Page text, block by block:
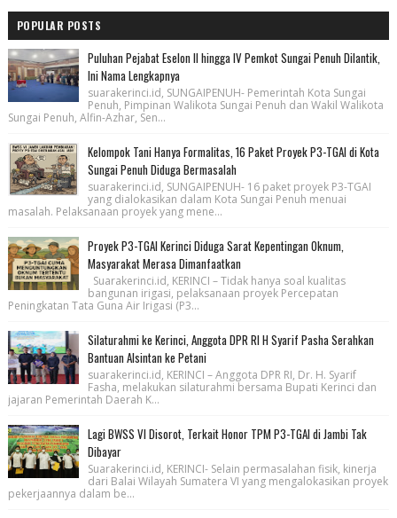
POPULAR POSTS
Puluhan Pejabat Eselon II hingga IV Pemkot Sungai Penuh Dilantik,
Ini Nama Lengkapnya
suarakerinci.id, SUNGAIPENUH- Pemerintah Kota Sungai
Penuh, Pimpinan Walikota Sungai Penuh dan Wakil Walikota
Sungai Penuh, Alfin-Azhar, Sen...
Kelompok Tani Hanya Formalitas, 16 Paket Proyek P3-TGAI di Kota
Sungai Penuh Diduga Bermasalah
suarakerinci.id, SUNGAIPENUH- 16 paket proyek P3-TGAI
yang dialokasikan dalam Kota Sungai Penuh menuai
masalah. Pelaksanaan proyek yang mene...
Proyek P3-TGAI Kerinci Diduga Sarat Kepentingan Oknum,
Masyarakat Merasa Dimanfaatkan
Suarakerinci.id, KERINCI – Tidak hanya soal kualitas
bangunan irigasi, pelaksanaan proyek Percepatan
Peningkatan Tata Guna Air Irigasi (P3...
Silaturahmi ke Kerinci, Anggota DPR RI H Syarif Pasha Serahkan
Bantuan Alsintan ke Petani
suarakerinci.id, KERINCI – Anggota DPR RI, Dr. H. Syarif
Fasha, melakukan silaturahmi bersama Bupati Kerinci dan
jajaran Pemerintah Daerah K...
Lagi BWSS VI Disorot, Terkait Honor TPM P3-TGAI di Jambi Tak
Dibayar
Suarakerinci.id, KERINCI- Selain permasalahan fisik, kinerja
dari Balai Wilayah Sumatera VI yang mengalokasikan proyek
pekerjaannya dalam be...